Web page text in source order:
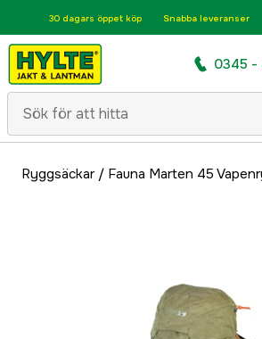
30 dagars öppet köp Snabba leveranser
0345 -
Ryggsäckar/ Fauna Marten 45